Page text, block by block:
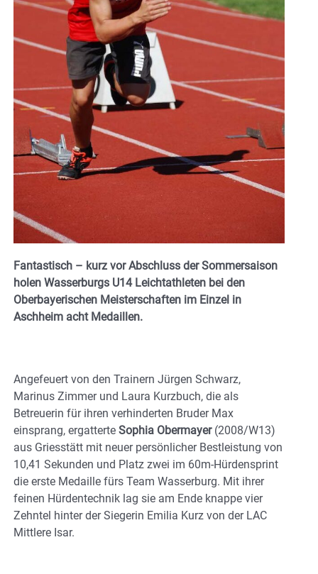
Fantastisch – kurz vor Abschluss der Sommersaison
holen Wasserburgs U14 Leichtathleten bei den
Oberbayerischen Meisterschaften im Einzel in
Aschheim acht Medaillen.
Angefeuert von den Trainern Jürgen Schwarz,
Marinus Zimmer und Laura Kurzbuch, die als
Betreuerin für ihren verhinderten Bruder Max
einsprang, ergatterte Sophia Obermayer(2008/W13)
aus Griesstätt mit neuer persönlicher Bestleistung von
10,41 Sekunden und Platz zwei im 60m-Hürdensprint
die erste Medaille fürs Team Wasserburg. Mit ihrer
feinen Hürdentechnik lag sie am Ende knappe vier
Zehntel hinter der Siegerin Emilia Kurz von der LAC
Mittlere Isar.